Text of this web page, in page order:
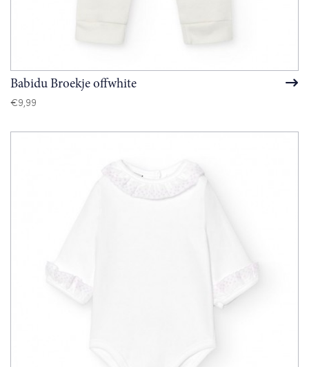
Babidu Broekje offwhite
€9,99